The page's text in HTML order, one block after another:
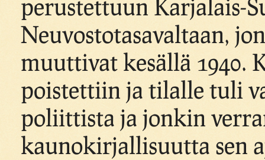
perustettuun Karjalais-
Neuvostotasavaltaan,
muuttivat kesällä 1940.
poistettiin ja tilalle tuli
poliittista ja jonkin
kaunokirjallisuutta sen